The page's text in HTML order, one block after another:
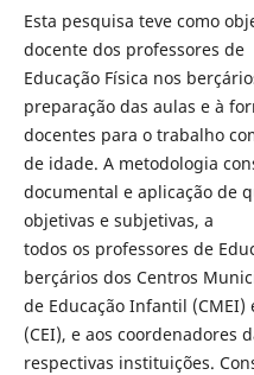
Esta pesquisa teve como
docente dos professores de
Educação Física nos
preparação das aulas e à
docentes para o trabalho
de idade. A metodologia
documental e aplicação de
objetivas e subjetivas, a
todos os professores de
berçários dos Centros
de Educação Infantil
(CEI), e aos coordenadores
respectivas instituições.